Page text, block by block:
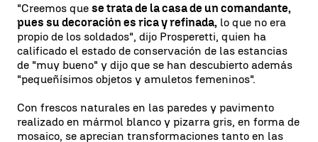
"Creemos que se trata de la casa de un comandante,
pues su decoración es rica y refinada, lo que no era
propio de los soldados", dijo Prosperetti, quien ha
calificado el estado de conservación de las estancias
de "muy bueno" y dijo que se han descubierto además
"pequeñísimos objetos y amuletos femeninos".
Con frescos naturales en las paredes y pavimento
realizado en mármol blanco y pizarra gris, en forma de
mosaico, se aprecian transformaciones tanto en las